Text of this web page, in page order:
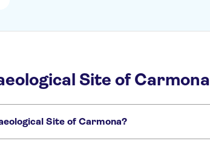
Site of Carmona
Site of Carmona?